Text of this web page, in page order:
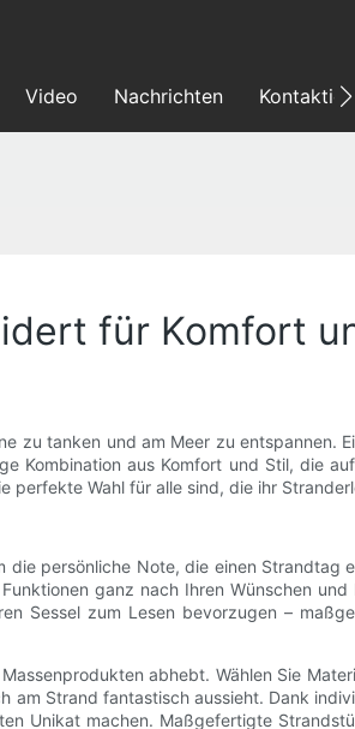
Video Nachrichten
für Komfort
zu tanken und am Meer zu entspannen.
aus Komfort und Stil, die
Wahl für alle sind, die ihr
persönliche Note, die einen
ganz nach Ihren Wünschen
Sessel zum Lesen bevorzugen –
abhebt. Wählen Sie
Strand fantastisch aussieht. Dank
Unikat machen. Maßgefertigte